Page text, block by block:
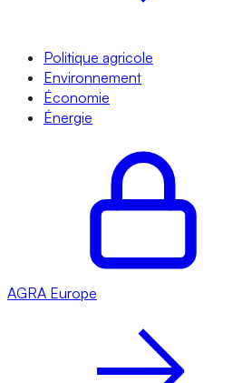
Politique agricole
Environnement
Économie
Énergie
AGRA Europe